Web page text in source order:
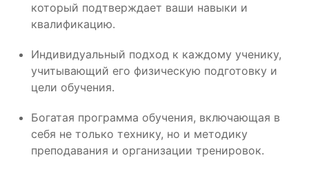
который подтверждает ваши навыки и
квалификацию.
Индивидуальный подход к каждому ученику,
учитывающий его физическую подготовку и
цели обучения.
Богатая программа обучения, включающая в
себя не только технику, но и методику
преподавания и организации тренировок.